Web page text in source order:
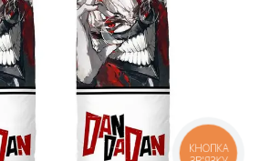
КНОПКА